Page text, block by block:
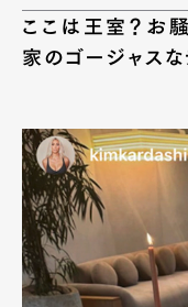
ここは王室？お
家のゴージャスな